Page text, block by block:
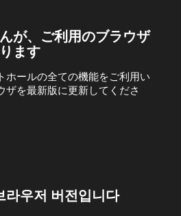
が、ご利用のブラウザ
ます
ホールの全ての機能をご利用い
ザを最新版に更新してくださ
라우저 버전입니다